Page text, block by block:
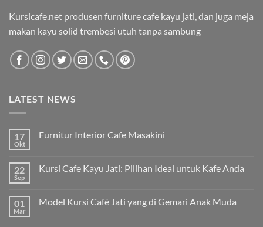
Kursicafe.net produsen furniture cafe kayu jati, dan juga meja
makan kayu solid trembesi utuh tanpa sambung
LATEST NEWS
17
Okt
Furnitur Interior Cafe Masakini
22
Sep
Kursi Cafe Kayu Jati: Pilihan Ideal untuk Kafe Anda
01
Mar
Model Kursi Café Jati yang di Gemari Anak Muda